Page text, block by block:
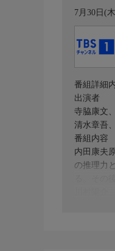
7月30日(
番組詳細
出演者
寺脇康文
清水章吾
番組内容
内田康夫
の推理力
川村陽介